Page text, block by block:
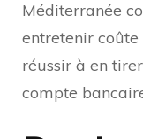
Méditerranée
entretenir
réussir à en
compte